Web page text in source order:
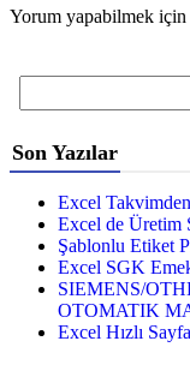
Yorum yapabilmek için
for
Son Yazılar
Excel
Excel de Üretim
Şablonlu Etiket
Excel SGK
SIEMENS/
OTOMATIK
Excel Hızlı